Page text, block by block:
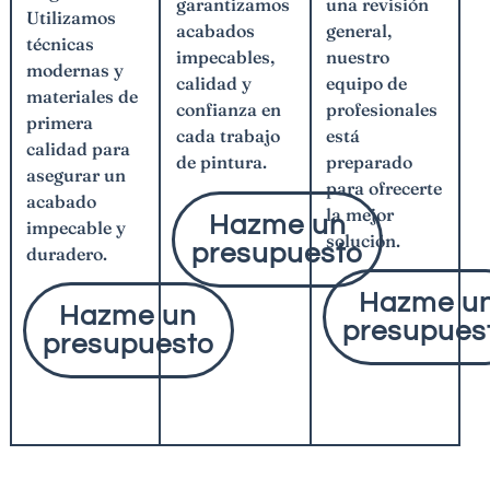
Utilizamos
técnicas
modernas y
materiales de
primera
calidad para
asegurar un
acabado
impecable y
duradero.
Hazme un
presupuesto
garantizamos
acabados
impecables,
calidad y
confianza en
cada trabajo
de pintura.
Hazme un
presupuesto
una revisión
general,
nuestro
equipo de
profesionales
está
preparado
para ofrecerte
la mejor
solución.
Hazme